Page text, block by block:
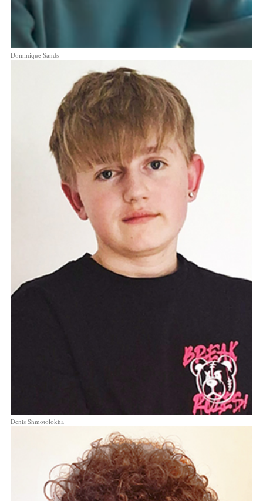
Dominique Sands
Denis Shmotolokha